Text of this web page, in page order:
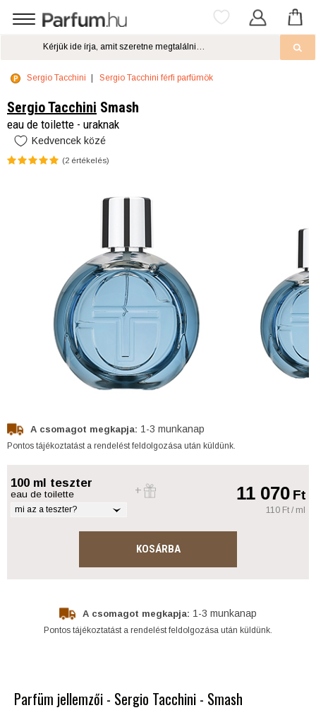
Sergio Tacchini Sergio Tacchini férfi parfümök
Sergio Tacchini Smash
eau de toilette - uraknak
Kedvencek közé
(2 értékelés)
A csomagot megkapja: 1-3 munkanap
Pontos tájékoztatást a rendelést feldolgozása után küldünk.
100 ml teszter
eau de toilette
mi az a teszter?
11 070Ft
110 Ft / ml
KOSÁRBA
A csomagot megkapja: 1-3 munkanap
Pontos tájékoztatást a rendelést feldolgozása után küldünk.
Parfüm jellemzői - Sergio Tacchini - Smash